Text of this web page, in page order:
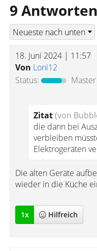
9 Antworten
18. Juni 2024 | 11:57
Von Loni12
Status:
Master
Zitat(von
die dann bei
verbleiben
Elektrogeräten
Die alten Geräte
wieder in die Küche
1x Hilfreich